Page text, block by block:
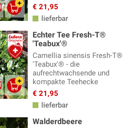
€ 21,95
lieferbar
Echter Tee Fresh-T®
'Teabux'®
Camellia sinensis Fresh-T®
'Teabux'® - die
aufrechtwachsende und
kompakte Teehecke
€ 21,95
lieferbar
Walderdbeere